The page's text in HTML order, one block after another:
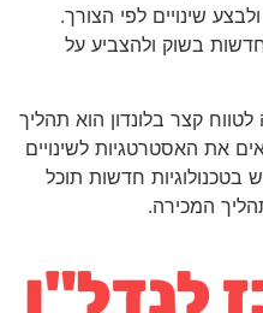
שינויים לפי הצורך.
בשוק ולהצביע על
קצר בלונדון הוא תהליך
את האסטרטגיות לשינויים
בטכנולוגיות חדשות תוכל
המכירה.